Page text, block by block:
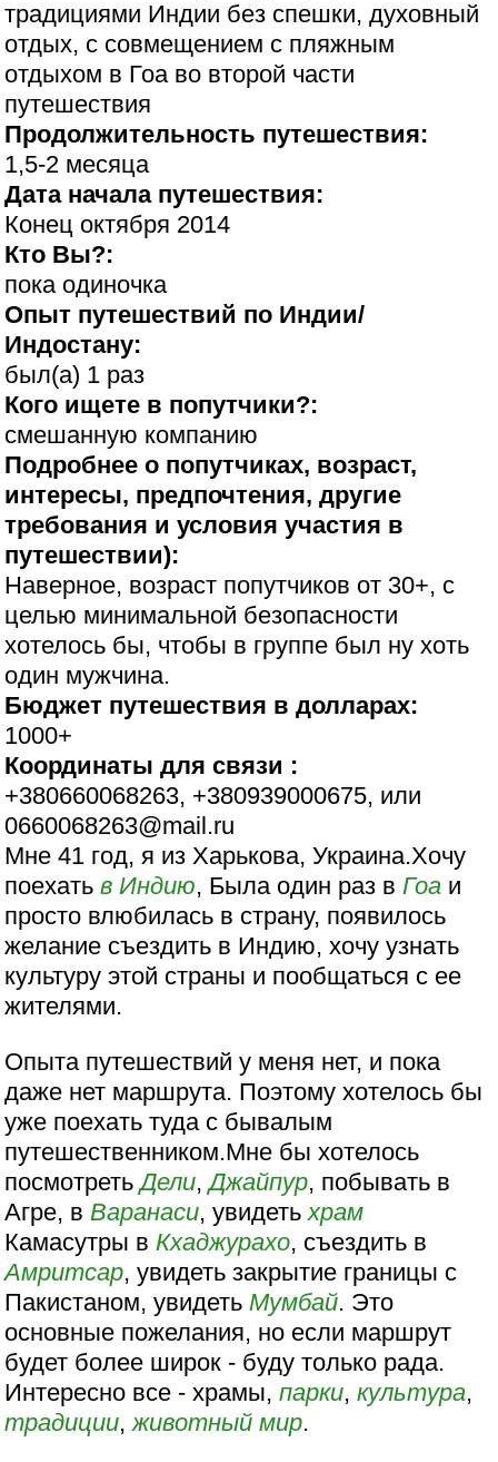
традициями Индии без спешки, духовный
отдых, с совмещением с пляжным
отдыхом в Гоа во второй части
путешествия
Продолжительность путешествия:
1,5-2 месяца
Дата начала путешествия:
Конец октября 2014
Кто Вы?:
пока одиночка
Опыт путешествий по Индии/
Индостану:
был(а) 1 раз
Кого ищете в попутчики?:
смешанную компанию
Подробнее о попутчиках, возраст,
интересы, предпочтения, другие
требования и условия участия в
путешествии):
Наверное, возраст попутчиков от 30+, с
целью минимальной безопасности
хотелось бы, чтобы в группе был ну хоть
один мужчина.
Бюджет путешествия в долларах:
1000+
Координаты для связи :
+380660068263, +380939000675, или
0660068263@mail.ru
Мне 41 год, я из Харькова, Украина.Хочу
поехатьв Индию, Была один раз вГоа и
просто влюбилась в страну, появилось
желание съездить в Индию, хочу узнать
культуру этой страны и пообщаться с ее
жителями.
Опыта путешествий у меня нет, и пока
даже нет маршрута. Поэтому хотелось бы
уже поехать туда с бывалым
путешественником.Мне бы хотелось
посмотретьДели,Джайпур, побывать в
Агре, в Варанаси, увидетьхрам
Камасутры в Кхаджурахо, съездить в
Амритсар, увидеть закрытие границы с
Пакистаном, увидеть Мумбай. Это
основные пожелания, но если маршрут
будет более широк - буду только рада.
Интересно все - храмы,парки,культура,
традиции,животный мир.